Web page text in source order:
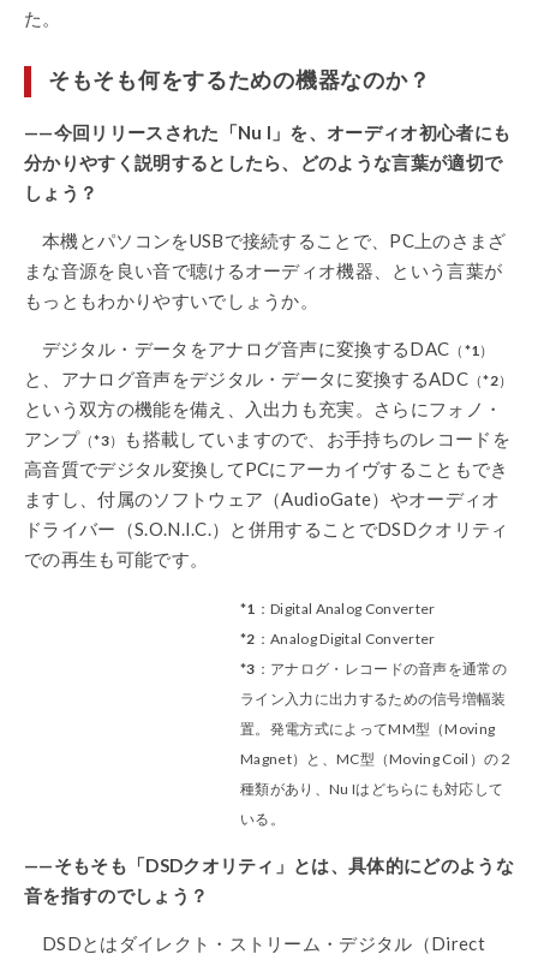
た。
そもそも何をするための機器なのか？
——今回リリースされた「Nu I」を、オーディオ初心者にも
分かりやすく説明するとしたら、どのような言葉が適切で
しょう？
本機とパソコンをUSBで接続することで、PC上のさまざ
まな音源を良い音で聴けるオーディオ機器、という言葉が
もっともわかりやすいでしょうか。
デジタル・データをアナログ音声に変換するDAC （ *1 ）
と、アナログ音声をデジタル・データに変換するADC （*2）
という双方の機能を備え、入出力も充実。さらにフォノ・
アンプ（*3）
も搭載していますので、お手持ちのレコードを
高音質でデジタル変換してPCにアーカイヴすることもでき
ますし、付属のソフトウェア（AudioGate）やオーディオ
ドライバー（S.O.N.I.C.）と併用することでDSDクオリティ
での再生も可能です。
*1 ：Digital Analog Converter
*2 ：Analog Digital Converter
*3 ：アナログ・レコードの音声を通常の
ライン入力に出力するための信号増幅装
置。発電方式によってMM型（Moving
Magnet）と、MC型（Moving Coil）の２
種類があり、Nu Iはどちらにも対応して
いる。
——そもそも「DSDクオリティ」とは、具体的にどのような
音を指すのでしょう？
DSDとはダイレクト・ストリーム・デジタル（Direct